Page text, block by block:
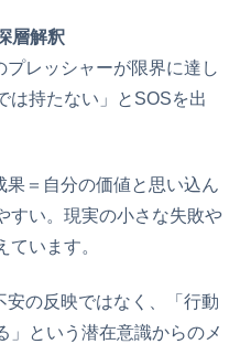
層解釈
レッシャーが限界に達し
は持たない」とSOSを出
＝自分の価値と思い込ん
すい。現実の小さな失敗や
ています。
の反映ではなく、「行動
」という潜在意識からのメ